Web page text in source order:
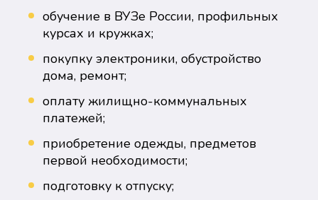
обучение в ВУЗе России, профильных
курсах и кружках;
покупку электроники, обустройство
дома, ремонт;
оплату жилищно-коммунальных
платежей;
приобретение одежды, предметов
первой необходимости;
подготовку к отпуску;